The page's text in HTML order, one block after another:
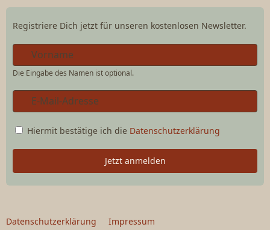
Registriere Dich jetzt für unseren kostenlosen Newsletter.
Die Eingabe des Namen ist optional.
Hiermit bestätige ich die Datenschutzerklärung
Jetzt anmelden
Datenschutzerklärung Impressum